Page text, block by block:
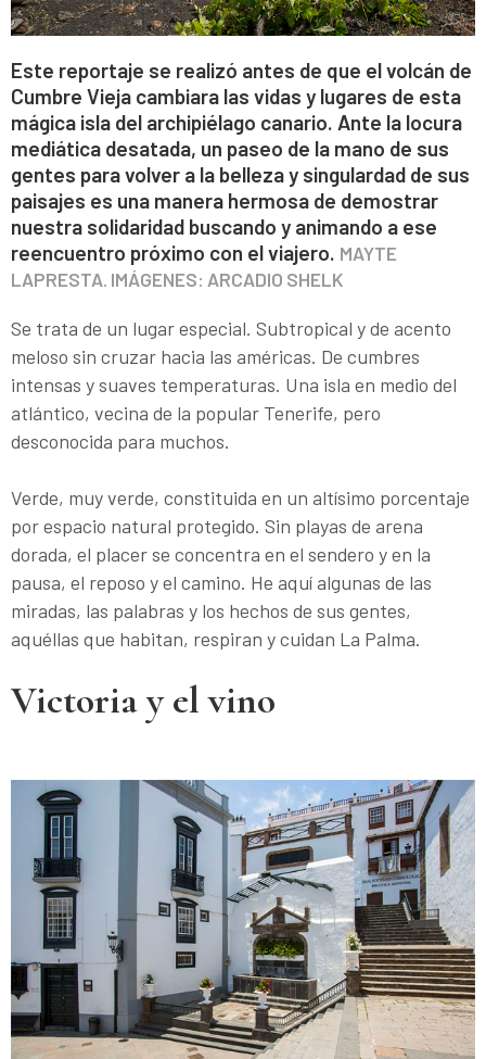
Este reportaje se realizó antes de que el volcán de
Cumbre Vieja cambiara las vidas y lugares de esta
mágica isla del archipiélago canario. Ante la locura
mediática desatada, un paseo de la mano de sus
gentes para volver a la belleza y singulardad de sus
paisajes es una manera hermosa de demostrar
nuestra solidaridad buscando y animando a ese
reencuentro próximo con el viajero. MAYTE
LAPRESTA. IMÁGENES: ARCADIO SHELK
Se trata de un lugar especial. Subtropical y de acento
meloso sin cruzar hacia las américas. De cumbres
intensas y suaves temperaturas. Una isla en medio del
atlántico, vecina de la popular Tenerife, pero
desconocida para muchos.
Verde, muy verde, constituida en un altísimo porcentaje
por espacio natural protegido. Sin playas de arena
dorada, el placer se concentra en el sendero y en la
pausa, el reposo y el camino. He aquí algunas de las
miradas, las palabras y los hechos de sus gentes,
aquéllas que habitan, respiran y cuidan La Palma.
Victoria y el vino